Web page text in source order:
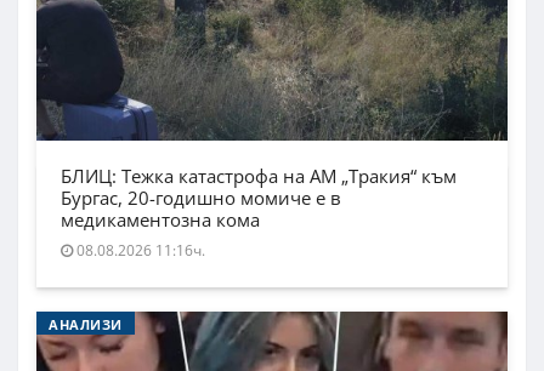
БЛИЦ: Тежка катастрофа на АМ „Тракия“ към
Бургас, 20-годишно момиче е в
медикаментозна кома
08.08.2026 11:16ч.
АНАЛИЗИ